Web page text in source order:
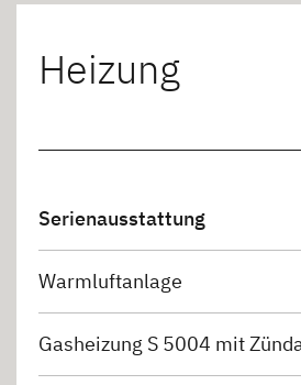
Heizung
Serienausstattung
Warmluftanlage
Gasheizung S 5004 mit
Ergebnisse filtern